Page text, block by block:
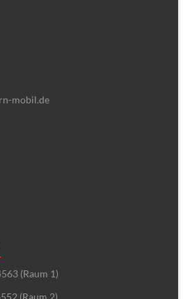
mobil.de
(Raum 1)
(Raum 2)